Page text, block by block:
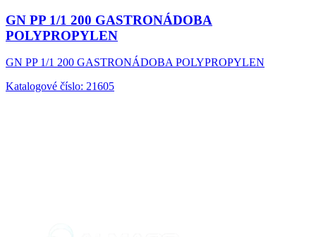
GN PP 1/1 200 GASTRONÁDOBA
POLYPROPYLEN
GN PP 1/1 200 GASTRONÁDOBA POLYPROPYLEN
Katalogové číslo: 21605